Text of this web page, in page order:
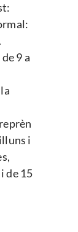
9 a
i
de 15